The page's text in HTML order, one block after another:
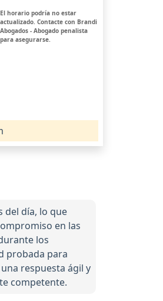
El horario podría no estar
actualizado. Contacte con Brandi
Abogados - Abogado penalista
para asegurarse.
del día, lo que
en las
los
probada para
respuesta ágil y
competente.